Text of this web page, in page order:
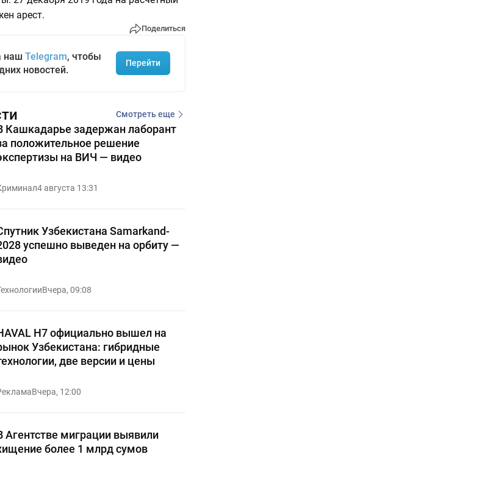
арест.
Поделиться
наш Telegram, чтобы
новостей.
Перейти
Смотреть еще
Кашкадарье задержан лаборант
положительное решение
на ВИЧ — видео
4 августа 13:31
Узбекистана Samarkand-
успешно выведен на орбиту —
Вчера, 09:08
H7 официально вышел на
Узбекистана: гибридные
две версии и цены
Вчера, 12:00
Агентстве миграции выявили
более 1 млрд сумов